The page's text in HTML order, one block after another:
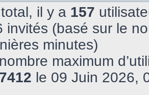
il y a 157
invités (basé sur le
minutes)
maximum
7412 le 09 Juin 2026,